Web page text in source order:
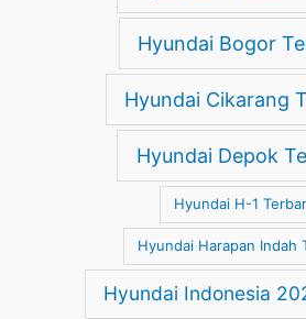
Hyundai Bogor
Hyundai Cikarang
Hyundai Depok
Hyundai H-1
Hyundai Harapan Indah
Hyundai Indonesia